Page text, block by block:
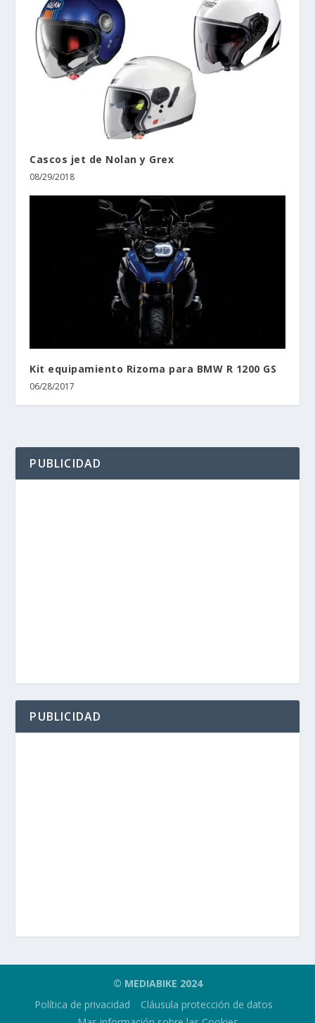
Cascos jet de Nolan y Grex
08/29/2018
Kit equipamiento Rizoma para BMW R 1200 GS
06/28/2017
PUBLICIDAD
PUBLICIDAD
© MEDIABIKE 2024
Política de privacidad
Cláusula protección de datos